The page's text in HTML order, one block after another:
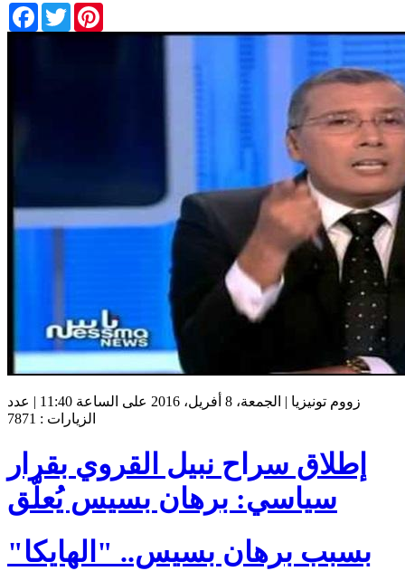
Facebook
Twitter
زووم تونيزيا | الجمعة، 8 أفريل، 2016 على الساعة 11:40 | عدد
الزيارات : 7871
إطلاق سراح نبيل القروي بقرار
سياسي: برهان بسيس يُعلّق
بسبب برهان بسيس.. "الهايكا"